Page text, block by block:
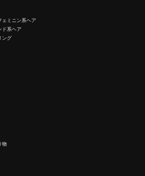
ェミニン系ヘア
ド系ヘア
ング
物